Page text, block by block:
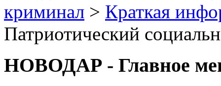
криминал > Краткая
Патриотический
НОВОДАР - Главное